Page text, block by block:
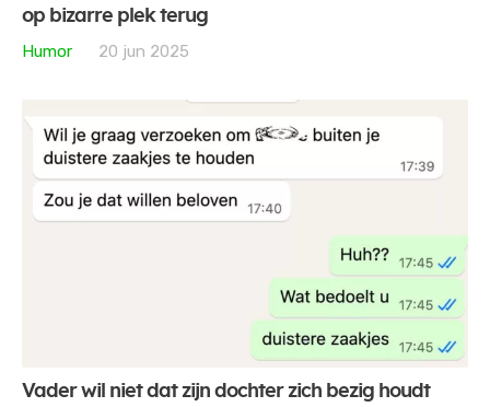
op bizarre plek terug
Humor
20 jun 2025
Vader wil niet dat zijn dochter zich bezig houdt